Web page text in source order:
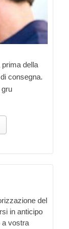
prima della
consegna.
del
in anticipo
a vostra